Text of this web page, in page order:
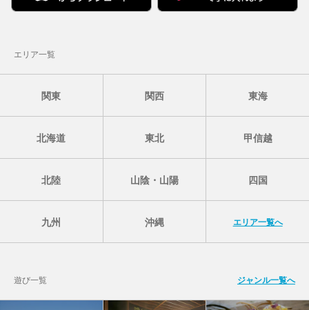
エリア一覧
関東 関西 東海
北海道 東北 甲信越
北陸 山陰・山陽 四国
九州 沖縄 エリア一覧へ
遊び一覧 ジャンル一覧へ